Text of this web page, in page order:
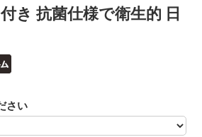
き 抗菌仕様で衛生的 日
さい